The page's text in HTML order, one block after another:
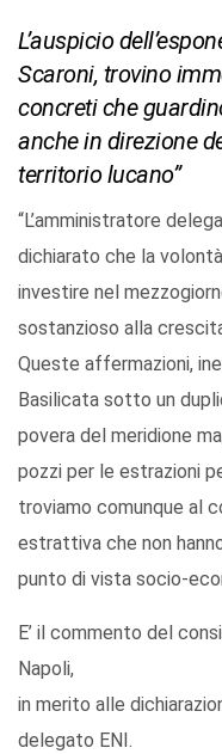
L’auspicio
Scaroni, trovino
concreti che
anche in direzione
territorio lucano”
“L’amministratore
dichiarato che la
investire nel
sostanzioso alla
Queste affermazioni,
Basilicata sotto un
povera del meridione
pozzi per le estrazioni
troviamo comunque al
estrattiva che non
punto di vista socio-
E’ il commento del
Napoli,
in merito alle
delegato ENI.